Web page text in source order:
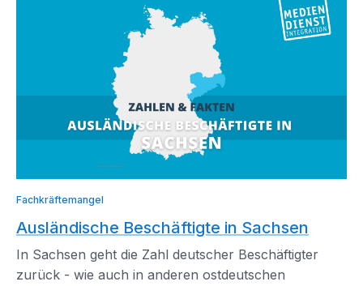
Fachkräftemangel
Ausländische Beschäftigte in Sachsen
In Sachsen geht die Zahl deutscher Beschäftigter
zurück - wie auch in anderen ostdeutschen